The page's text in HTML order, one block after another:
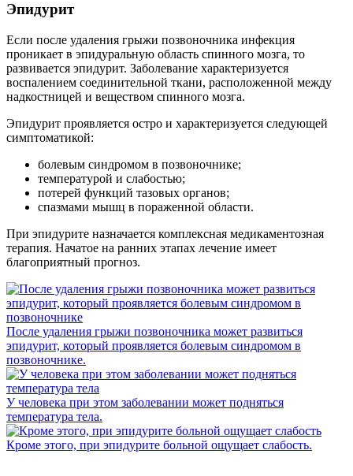
Эпидурит
Если после удаления грыжи позвоночника инфекция
проникает в эпидуральную область спинного мозга, то
развивается эпидурит. Заболевание характеризуется
воспалением соединительной ткани, расположенной между
надкостницей и веществом спинного мозга.
Эпидурит проявляется остро и характеризуется следующей
симптоматикой:
болевым синдромом в позвоночнике;
температурой и слабостью;
потерей функций тазовых органов;
спазмами мышц в пораженной области.
При эпидурите назначается комплексная медикаментозная
терапия. Начатое на ранних этапах лечение имеет
благоприятный прогноз.
После удаления грыжи позвоночника может развиться
эпидурит, который проявляется болевым синдромом в
позвоночнике.
У человека при этом заболевании может подняться
температура тела.
Кроме этого, при эпидурите больной ощущает слабость.